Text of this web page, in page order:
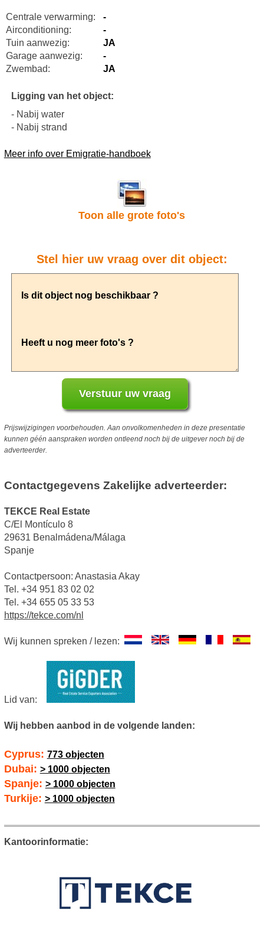
Centrale verwarming:
-
Airconditioning:
-
Tuin aanwezig:
JA
Garage aanwezig:
-
Zwembad:
JA
Ligging van het object:
- Nabij water
- Nabij strand
Meer info over Emigratie-handboek
Toon alle grote foto's
Stel hier uw vraag over dit object:
Prijswijzigingen voorbehouden. Aan onvolkomenheden in deze presentatie
kunnen géén aanspraken worden ontleend noch bij de uitgever noch bij de
adverteerder.
Contactgegevens Zakelijke adverteerder:
TEKCE Real Estate
C/El Montículo 8
29631 Benalmádena/Málaga
Spanje
Contactpersoon: Anastasia Akay
Tel. +34 951 83 02 02
Tel. +34 655 05 33 53
https://tekce.com/nl
Wij kunnen spreken / lezen:
Lid van:
Wij hebben aanbod in de volgende landen:
Cyprus: 773 objecten
Dubai: > 1000 objecten
Spanje: > 1000 objecten
Turkije: > 1000 objecten
Kantoorinformatie: